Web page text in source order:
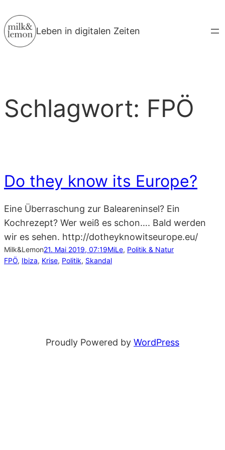
Inhalt
springen
Leben in digitalen Zeiten
Schlagwort: FPÖ
Do they know its Europe?
Eine Überraschung zur Baleareninsel? Ein
Kochrezept? Wer weiß es schon…. Bald werden
wir es sehen. http://dotheyknowitseurope.eu/
Milk&Lemon21. Mai 2019, 07:19MiLe, Politik & Natur
FPÖ, Ibiza, Krise, Politik, Skandal
Proudly Powered by WordPress